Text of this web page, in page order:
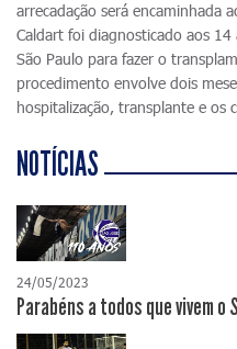
arrecadação será encaminhada
Caldart foi diagnosticado aos
São Paulo para fazer o
procedimento envolve dois
hospitalização, transplante e os
NOTÍCIAS
24/05/2023
Parabéns a todos que vivem o